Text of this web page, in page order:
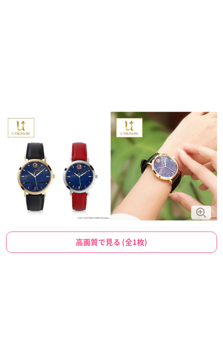
高画質で見る (全1枚)